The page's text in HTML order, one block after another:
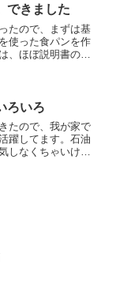
...
できました
たので、まずは基
使った食パンを作
、ほぼ説明書の分
通...
ろいろ
たので、我が家で
躍してます。石油
しなくちゃいけな